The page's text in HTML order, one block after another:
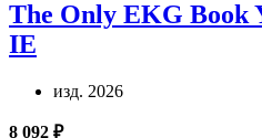
The Only EKG Book
IE
изд. 2026
8 092 ₽